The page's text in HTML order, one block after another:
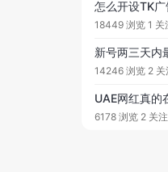
怎么开设TK广
18449 浏览 1 关
新号两三天内
14246 浏览 2 关
6178 浏览 2 关注